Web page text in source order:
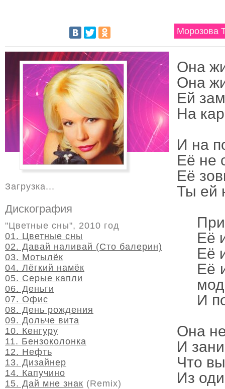
Морозова
Она
Она
Ей
На
И на
Её не
Её
Ты ей
Её
Её
Её
И
Она
И
Что
Из
Загрузка...
Дискография
"Цветные сны", 2010 год
01. Цветные сны
02. Давай наливай (Сто балерин)
03. Мотылёк
04. Лёгкий намёк
05. Серые капли
06. Деньги
07. Офис
08. День рождения
09. Дольче вита
10. Кенгуру
11. Бензоколонка
12. Нефть
13. Дизайнер
14. Капучино
15. Дай мне знак (Remix)